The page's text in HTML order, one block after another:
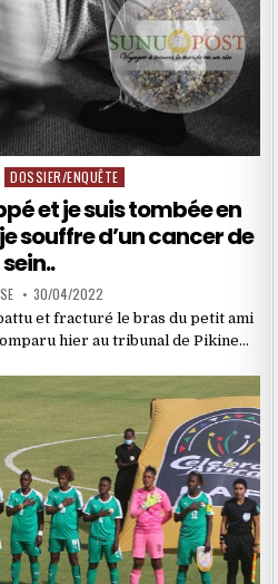
DOSSIER/ENQUÊTE
et je suis tombée en
souffre d’un cancer de
sein..
30/04/2022
et fracturé le bras du petit ami
hier au tribunal de Pikine…